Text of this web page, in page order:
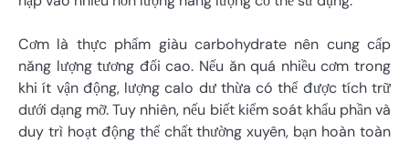
Cơm là thực phẩm giàu carbohydrate nên cung cấp
năng lượng tương đối cao. Nếu ăn quá nhiều cơm trong
khi ít vận động, lượng calo dư thừa có thể được tích trữ
dưới dạng mỡ. Tuy nhiên, nếu biết kiểm soát khẩu phần và
duy trì hoạt động thể chất thường xuyên, bạn hoàn toàn